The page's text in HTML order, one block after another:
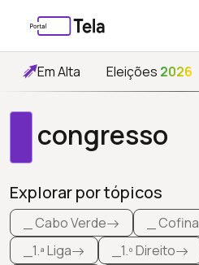
Em Alta Eleições 2026
congresso
Explorar por tópicos
_ Cabo Verde _ Cofina
_1.ª Liga
_1.º Direito